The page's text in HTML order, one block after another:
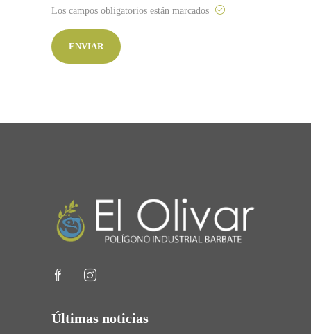
Los campos obligatorios están marcados
Últimas noticias